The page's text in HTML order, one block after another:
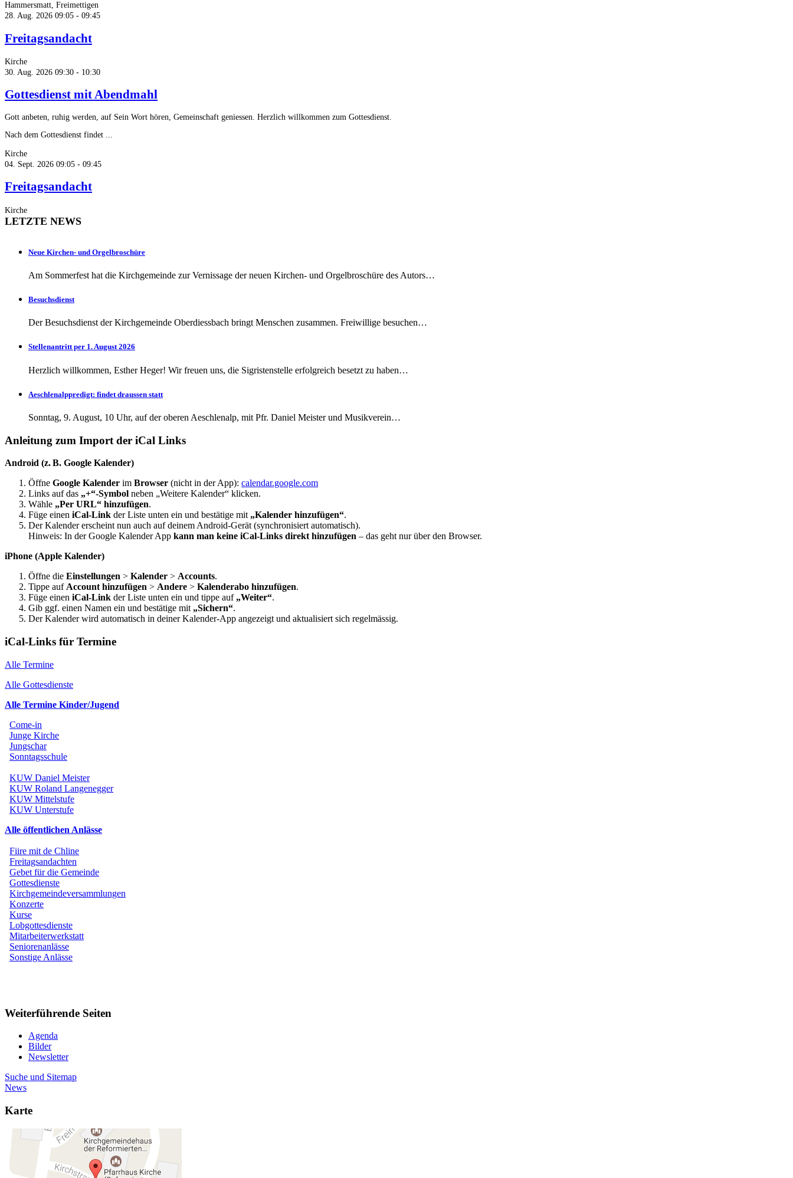
Hammersmatt, Freimettigen
28. Aug. 2026 09:05 - 09:45
Freitagsandacht
Kirche
30. Aug. 2026 09:30 - 10:30
Gottesdienst mit Abendmahl
Gott anbeten, ruhig werden, auf Sein Wort hören, Gemeinschaft geniessen. Herzlich willkommen zum Gottesdienst.
Nach dem Gottesdienst findet ...
Kirche
04. Sept. 2026 09:05 - 09:45
Freitagsandacht
Kirche
LETZTE NEWS
Neue Kirchen- und Orgelbroschüre
Am Sommerfest hat die Kirchgemeinde zur Vernissage der neuen Kirchen- und Orgelbroschüre des Autors…
Besuchsdienst
Der Besuchsdienst der Kirchgemeinde Oberdiessbach bringt Menschen zusammen. Freiwillige besuchen…
Stellenantritt per 1. August 2026
Herzlich willkommen, Esther Heger! Wir freuen uns, die Sigristenstelle erfolgreich besetzt zu haben…
Aeschlenalppredigt: findet draussen statt
Sonntag, 9. August, 10 Uhr, auf der oberen Aeschlenalp, mit Pfr. Daniel Meister und Musikverein…
Anleitung zum Import der iCal Links
Android (z. B. Google Kalender)
Öffne Google Kalender im Browser (nicht in der App): calendar.google.com
Links auf das „+“-Symbol neben „Weitere Kalender“ klicken.
Wähle „Per URL“ hinzufügen.
Füge einen iCal-Link der Liste unten ein und bestätige mit „Kalender hinzufügen“.
Der Kalender erscheint nun auch auf deinem Android-Gerät (synchronisiert automatisch).
Hinweis: In der Google Kalender App kann man keine iCal-Links direkt hinzufügen – das geht nur über den Browser.
iPhone (Apple Kalender)
Öffne die Einstellungen > Kalender > Accounts.
Tippe aufAccount hinzufügen > Andere > Kalenderabo hinzufügen.
Füge einen iCal-Link der Liste unten ein und tippe auf „Weiter“.
Gib ggf. einen Namen ein und bestätige mit „Sichern“.
Der Kalender wird automatisch in deiner Kalender-App angezeigt und aktualisiert sich regelmässig.
iCal-Links für Termine
Alle Termine
Alle Gottesdienste
Alle Termine Kinder/Jugend
Come-in
Junge Kirche
Jungschar
Sonntagsschule
KUW Daniel Meister
KUW Roland Langenegger
KUW Mittelstufe
KUW Unterstufe
Alle öffentlichen Anlässe
Fiire mit de Chline
Freitagsandachten
Gebet für die Gemeinde
Gottesdienste
Kirchgemeindeversammlungen
Konzerte
Kurse
Lobgottesdienste
Mitarbeiterwerkstatt
Seniorenanlässe
Sonstige Anlässe
Weiterführende Seiten
Agenda
Bilder
Newsletter
Suche und Sitemap
News
Karte